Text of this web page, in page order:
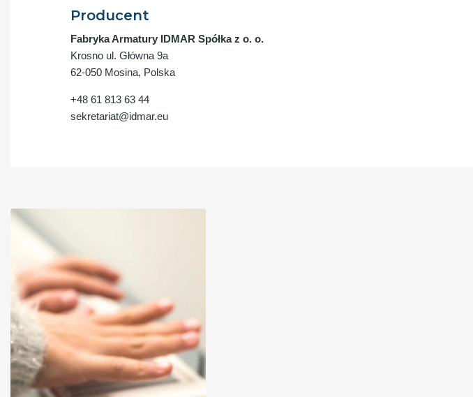
Producent
Fabryka Armatury IDMAR Spółka z o. o.
Krosno ul. Główna 9a
62-050 Mosina, Polska
+48 61 813 63 44
sekretariat@idmar.eu